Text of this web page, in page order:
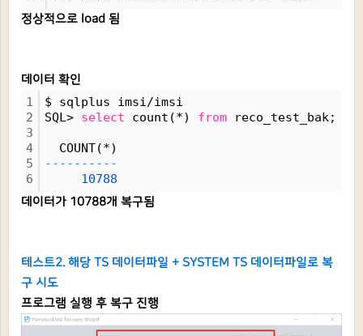
정상적으로 load 됨
데이터 확인
1
2
3
4
5
6
$ sqlplus imsi/imsi
SQL> select count(*) from reco_test_bak;
COUNT(*)
----------
10788
데이터가 10788개 복구됨
테스트2. 해당 TS 데이터파일 + SYSTEM TS 데이터파일로 복
구 시도
프로그램 실행 후 복구 진행